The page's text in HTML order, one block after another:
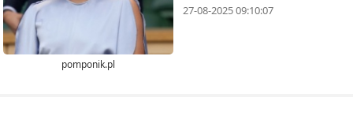
pomponik.pl
27-08-2025 09:10:07